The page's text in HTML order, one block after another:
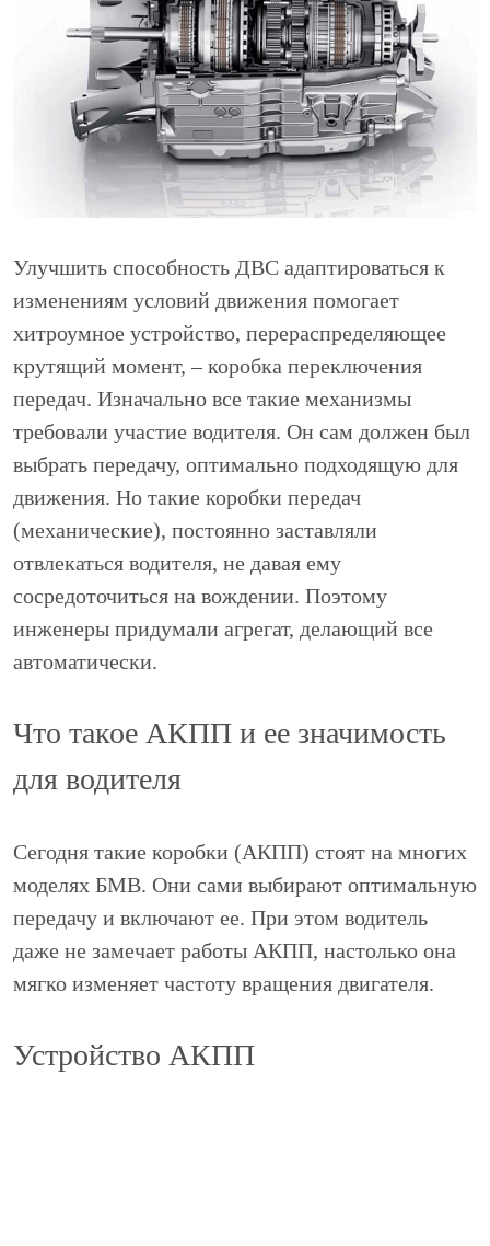
Улучшить способность ДВС адаптироваться к
изменениям условий движения помогает
хитроумное устройство, перераспределяющее
крутящий момент, – коробка переключения
передач. Изначально все такие механизмы
требовали участие водителя. Он сам должен был
выбрать передачу, оптимально подходящую для
движения. Но такие коробки передач
(механические), постоянно заставляли
отвлекаться водителя, не давая ему
сосредоточиться на вождении. Поэтому
инженеры придумали агрегат, делающий все
автоматически.
Что такое АКПП и ее значимость
для водителя
Сегодня такие коробки (АКПП) стоят на многих
моделях БМВ. Они сами выбирают оптимальную
передачу и включают ее. При этом водитель
даже не замечает работы АКПП, настолько она
мягко изменяет частоту вращения двигателя.
Устройство АКПП